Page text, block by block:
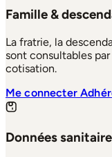
Famille &
La fratrie, la
sont consultables
cotisation.
Me connecter
Données